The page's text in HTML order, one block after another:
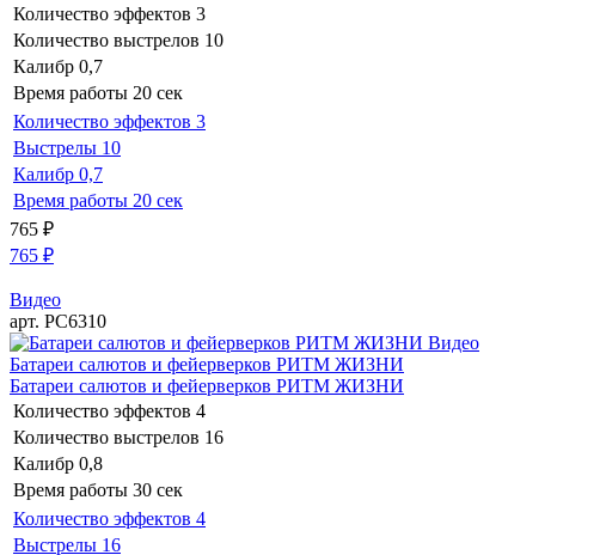
Количество эффектов 3
Количество выстрелов 10
Калибр 0,7
Время работы 20 сек
Количество эффектов 3
Выстрелы 10
Калибр 0,7
Время работы 20 сек
765 ₽
765 ₽
Видео
арт. РС6310
Видео
Батареи салютов и фейерверков РИТМ ЖИЗНИ
Батареи салютов и фейерверков РИТМ ЖИЗНИ
Количество эффектов 4
Количество выстрелов 16
Калибр 0,8
Время работы 30 сек
Количество эффектов 4
Выстрелы 16